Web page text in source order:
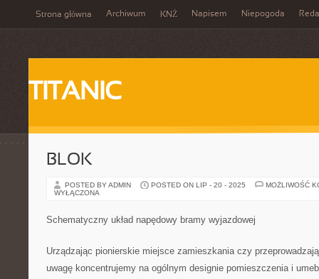
Strona główna Archiwum KNŻ Napisem Niepogoda
TITANIC
BLOK
POSTED BY ADMIN POSTED ON LIP - 20 - 2025
MOŻLIWOŚĆ
WYŁĄCZONA
Schematyczny układ napędowy bramy wyjazdowej
Urządzając pionierskie miejsce zamieszkania czy
uwagę koncentrujemy na ogólnym designie pomieszczenia i